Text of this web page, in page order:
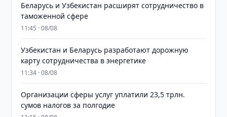
Беларусь и Узбекистан расширят сотрудничество в
таможенной сфере
11:45 · 08/08
Узбекистан и Беларусь разработают дорожную
карту сотрудничества в энергетике
11:34 · 08/08
Организации сферы услуг уплатили 23,5 трлн.
сумов налогов за полгодие